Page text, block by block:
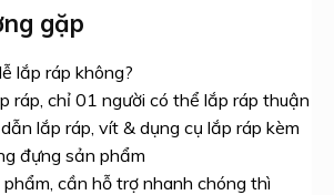
gặp
lắp ráp không?
ráp, chỉ 01 người có thể lắp ráp thuận
lắp ráp, vít & dụng cụ lắp ráp kèm
đựng sản phẩm
cần hỗ trợ nhanh chóng thì